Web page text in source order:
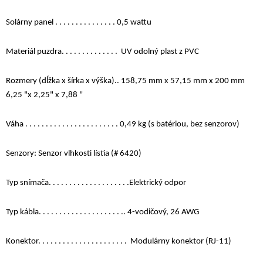
Solárny panel . . . . . . . . . . . . . . . 0,5 wattu
Materiál puzdra. . . . . . . . . . . . . . UV odolný plast z PVC
Rozmery (dĺžka x šírka x výška).. 158,75 mm x 57,15 mm x 200 mm
6,25 "x 2,25" x 7,88 "
Váha . . . . . . . . . . . . . . . . . . . . . . . 0,49 kg (s batériou, bez senzorov)
Senzory: Senzor vlhkosti lístia (# 6420)
Typ snímača. . . . . . . . . . . . . . . . . . . .Elektrický odpor
Typ kábla. . . . . . . . . . . . . . . . . . . . .. 4-vodičový, 26 AWG
Konektor. . . . . . . . . . . . . . . . . . . . . . Modulárny konektor (RJ-11)